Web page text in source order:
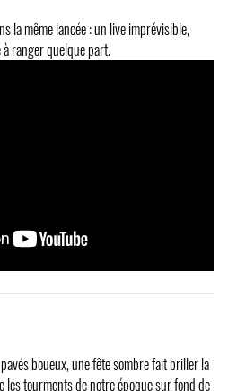
la même lancée : un live imprévisible,
ranger quelque part.
boueux, une fête sombre fait briller la
tourments de notre époque sur fond de